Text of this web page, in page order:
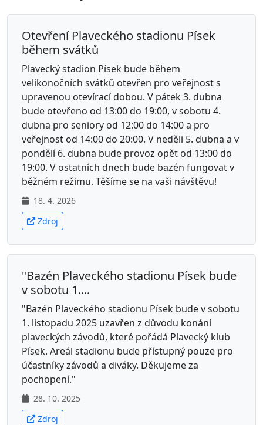
Otevření Plaveckého stadionu Písek
během svátků
Plavecký stadion Písek bude během
velikonočních svátků otevřen pro veřejnost s
upravenou otevírací dobou. V pátek 3. dubna
bude otevřeno od 13:00 do 19:00, v sobotu 4.
dubna pro seniory od 12:00 do 14:00 a pro
veřejnost od 14:00 do 20:00. V neděli 5. dubna a v
pondělí 6. dubna bude provoz opět od 13:00 do
19:00. V ostatních dnech bude bazén fungovat v
běžném režimu. Těšíme se na vaši návštěvu!
18. 4. 2026
Zdroj
"Bazén Plaveckého stadionu Písek bude
v sobotu 1....
"Bazén Plaveckého stadionu Písek bude v sobotu
1. listopadu 2025 uzavřen z důvodu konání
plaveckých závodů, které pořádá Plavecký klub
Písek. Areál stadionu bude přístupný pouze pro
účastníky závodů a diváky. Děkujeme za
pochopení."
28. 10. 2025
Zdroj